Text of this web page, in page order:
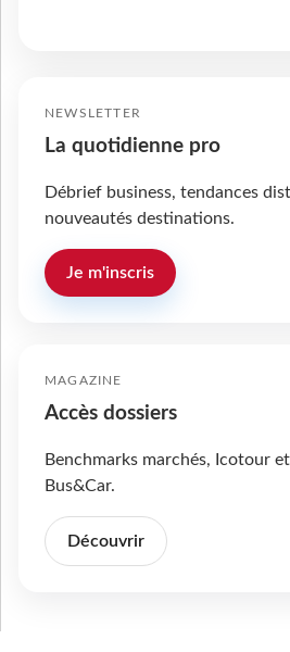
NEWSLETTER
La quotidienne pro
Débrief business, tendances
nouveautés destinations.
Je m'inscris
MAGAZINE
Accès dossiers
Benchmarks marchés, Icotour
Bus&Car.
Découvrir